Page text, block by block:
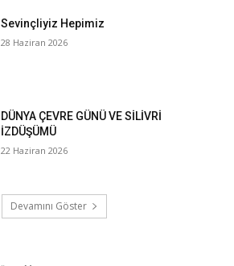
Sevinçliyiz Hepimiz
28 Haziran 2026
DÜNYA ÇEVRE GÜNÜ VE SİLİVRİ
İZDÜŞÜMÜ
22 Haziran 2026
Devamını Göster